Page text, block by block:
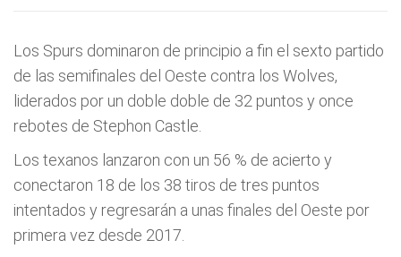
Los Spurs dominaron de principio a fin el sexto partido
de las semifinales del Oeste contra los Wolves,
liderados por un doble doble de 32 puntos y once
rebotes de Stephon Castle.
Los texanos lanzaron con un 56 % de acierto y
conectaron 18 de los 38 tiros de tres puntos
intentados y regresarán a unas finales del Oeste por
primera vez desde 2017.